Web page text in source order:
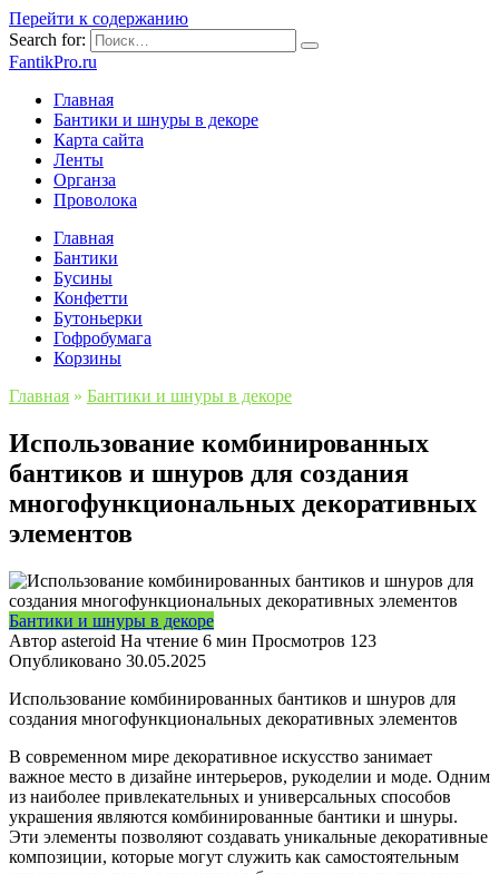
Перейти к содержанию
Search for:
FantikPro.ru
Главная
Бантики и шнуры в декоре
Карта сайта
Ленты
Органза
Проволока
Главная
Бантики
Бусины
Конфетти
Бутоньерки
Гофробумага
Корзины
Главная » Бантики и шнуры в декоре
Использование комбинированных
бантиков и шнуров для создания
многофункциональных декоративных
элементов
Бантики и шнуры в декоре
Автор asteroid На чтение 6 мин Просмотров 123
Опубликовано 30.05.2025
Использование комбинированных бантиков и шнуров для
создания многофункциональных декоративных элементов
В современном мире декоративное искусство занимает
важное место в дизайне интерьеров, рукоделии и моде. Одним
из наиболее привлекательных и универсальных способов
украшения являются комбинированные бантики и шнуры.
Эти элементы позволяют создавать уникальные декоративные
композиции, которые могут служить как самостоятельным